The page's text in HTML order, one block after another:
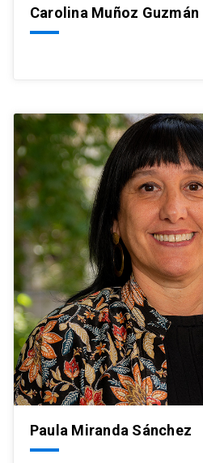
Carolina Muñoz Guzmán
Paula Miranda Sánchez